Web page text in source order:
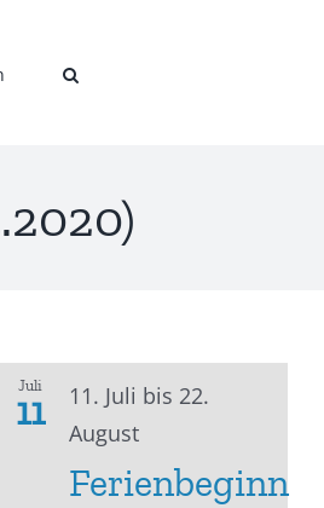
Juli
11 11. Juli bis 22.
August
Ferienbeginn